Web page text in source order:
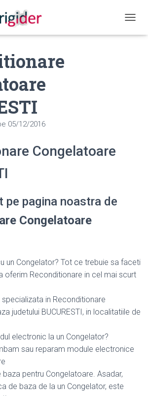
05/12/2016
Congelatoare
pe pagina noastra de
Congelatoare
un Congelator? Tot ce trebuie sa faceti
oferim Reconditionare in cel mai scurt
in Reconditionare
judetului BUCURESTI, in localitatiile de
electronic la un Congelator?
sau reparam module electronice
pentru Congelatoare. Asadar,
de baza de la un Congelator, este